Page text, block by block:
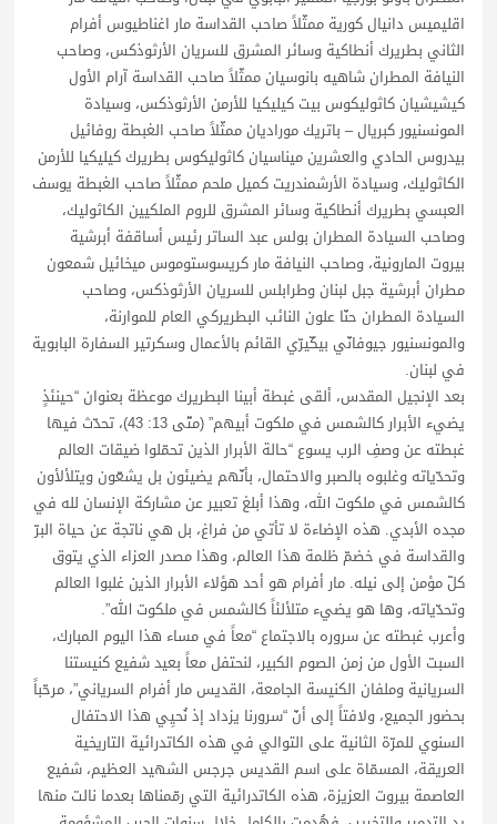
اقليميس دانيال كورية ممثّلاً صاحب القداسة مار اغناطيوس أفرام
الثاني بطريرك أنطاكية وسائر المشرق للسريان الأرثوذكس، وصاحب
النيافة المطران شاهيه بانوسيان ممثّلاً صاحب القداسة آرام الأول
كيشيشيان كاثوليكوس بيت كيليكيا للأرمن الأرثوذكس، وسيادة
المونسنيور كبريال – باتريك موراديان ممثّلاً صاحب الغبطة روفائيل
بيدروس الحادي والعشرين ميناسيان كاثوليكوس بطريرك كيليكيا للأرمن
الكاثوليك، وسيادة الأرشمندريت كميل ملحم ممثّلاً صاحب الغبطة يوسف
العبسي بطريرك أنطاكية وسائر المشرق للروم الملكيين الكاثوليك،
وصاحب السيادة المطران بولس عبد الساتر رئيس أساقفة أبرشية
بيروت المارونية، وصاحب النيافة مار كريسوستوموس ميخائيل شمعون
مطران أبرشية جبل لبنان وطرابلس للسريان الأرثوذكس، وصاحب
السيادة المطران حنّا علون النائب البطريركي العام للموارنة،
والمونسنيور جيوفانّي بيكّيرّي القائم بالأعمال وسكرتير السفارة البابوية
في لبنان.
بعد الإنجيل المقدس، ألقى غبطة أبينا البطريرك موعظة بعنوان “حينئذٍ
يضيء الأبرار كالشمس في ملكوت أبيهم” (متّى 13: 43)، تحدّث فيها
غبطته عن وصفِ الرب يسوع “حالة الأبرار الذين تحمّلوا ضيقات العالم
وتحدّياته وغلبوه بالصبر والاحتمال، بأنّهم يضيئون بل يشعّون ويتلألأون
كالشمس في ملكوت الله، وهذا أبلغ تعبير عن مشاركة الإنسان لله في
مجده الأبدي. هذه الإضاءة لا تأتي من فراغ، بل هي ناتجة عن حياة البرّ
والقداسة في خضمّ ظلمة هذا العالم، وهذا مصدر العزاء الذي يتوق
كلّ مؤمن إلى نيله. مار أفرام هو أحد هؤلاء الأبرار الذين غلبوا العالم
وتحدّياته، وها هو يضيء متلألئاً كالشمس في ملكوت الله”.
وأعرب غبطته عن سروره بالاجتماع “معاً في مساء هذا اليوم المبارك،
السبت الأول من زمن الصوم الكبير، لنحتفل معاً بعيد شفيع كنيستنا
السريانية وملفان الكنيسة الجامعة، القديس مار أفرام السرياني”، مرحّباً
بحضور الجميع، ولافتاً إلى أنّ “سرورنا يزداد إذ نُحيِي هذا الاحتفال
السنوي للمرّة الثانية على التوالي في هذه الكاتدرائية التاريخية
العريقة، المسمّاة على اسم القديس جرجس الشهيد العظيم، شفيع
العاصمة بيروت العزيزة، هذه الكاتدرائية التي رمّمناها بعدما نالت منها